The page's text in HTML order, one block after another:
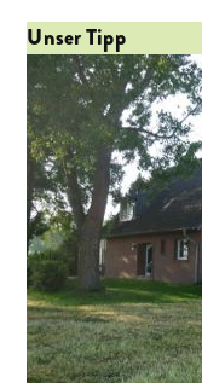
Unser Tipp